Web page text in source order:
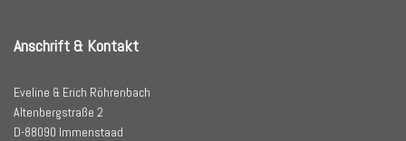
Anschrift & Kontakt
Eveline & Erich Röhrenbach
Altenbergstraße 2
D-88090 Immenstaad